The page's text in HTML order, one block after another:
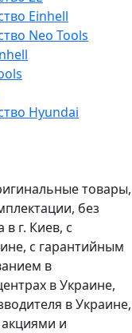
Einhell
Neo Tools
Hyundai
товары,
без
в г. Киев, с
с гарантийным
в
в Украине,
в Украине,
и